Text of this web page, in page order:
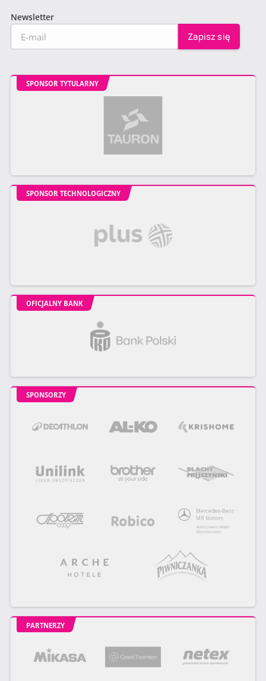
Newsletter
SPONSOR TYTULARNY
SPONSOR TECHNOLOGICZNY
OFICJALNY BANK
SPONSORZY
PARTNERZY